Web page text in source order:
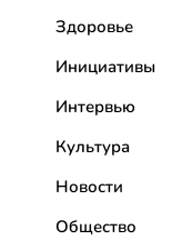
Здоровье
Инициативы
Интервью
Культура
Новости
Общество